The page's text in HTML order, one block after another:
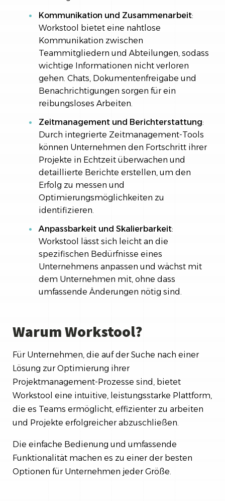
Kommunikation und Zusammenarbeit:
Workstool bietet eine nahtlose
Kommunikation zwischen
Teammitgliedern und Abteilungen, sodass
wichtige Informationen nicht verloren
gehen. Chats, Dokumentenfreigabe und
Benachrichtigungen sorgen für ein
reibungsloses Arbeiten.
Zeitmanagement und Berichterstattung:
Durch integrierte Zeitmanagement-Tools
können Unternehmen den Fortschritt ihrer
Projekte in Echtzeit überwachen und
detaillierte Berichte erstellen, um den
Erfolg zu messen und
Optimierungsmöglichkeiten zu
identifizieren.
Anpassbarkeit und Skalierbarkeit:
Workstool lässt sich leicht an die
spezifischen Bedürfnisse eines
Unternehmens anpassen und wächst mit
dem Unternehmen mit, ohne dass
umfassende Änderungen nötig sind.
Warum Workstool?
Für Unternehmen, die auf der Suche nach einer
Lösung zur Optimierung ihrer
Projektmanagement-Prozesse sind, bietet
Workstool eine intuitive, leistungsstarke Plattform,
die es Teams ermöglicht, effizienter zu arbeiten
und Projekte erfolgreicher abzuschließen.
Die einfache Bedienung und umfassende
Funktionalität machen es zu einer der besten
Optionen für Unternehmen jeder Größe.